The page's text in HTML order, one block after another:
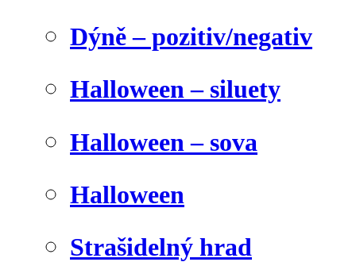
Dýně – pozitiv/negativ
Halloween – siluety
Halloween – sova
Halloween
Strašidelný hrad